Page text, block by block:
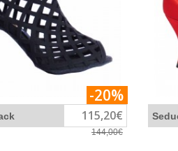
115,20€
144,00€
-20%